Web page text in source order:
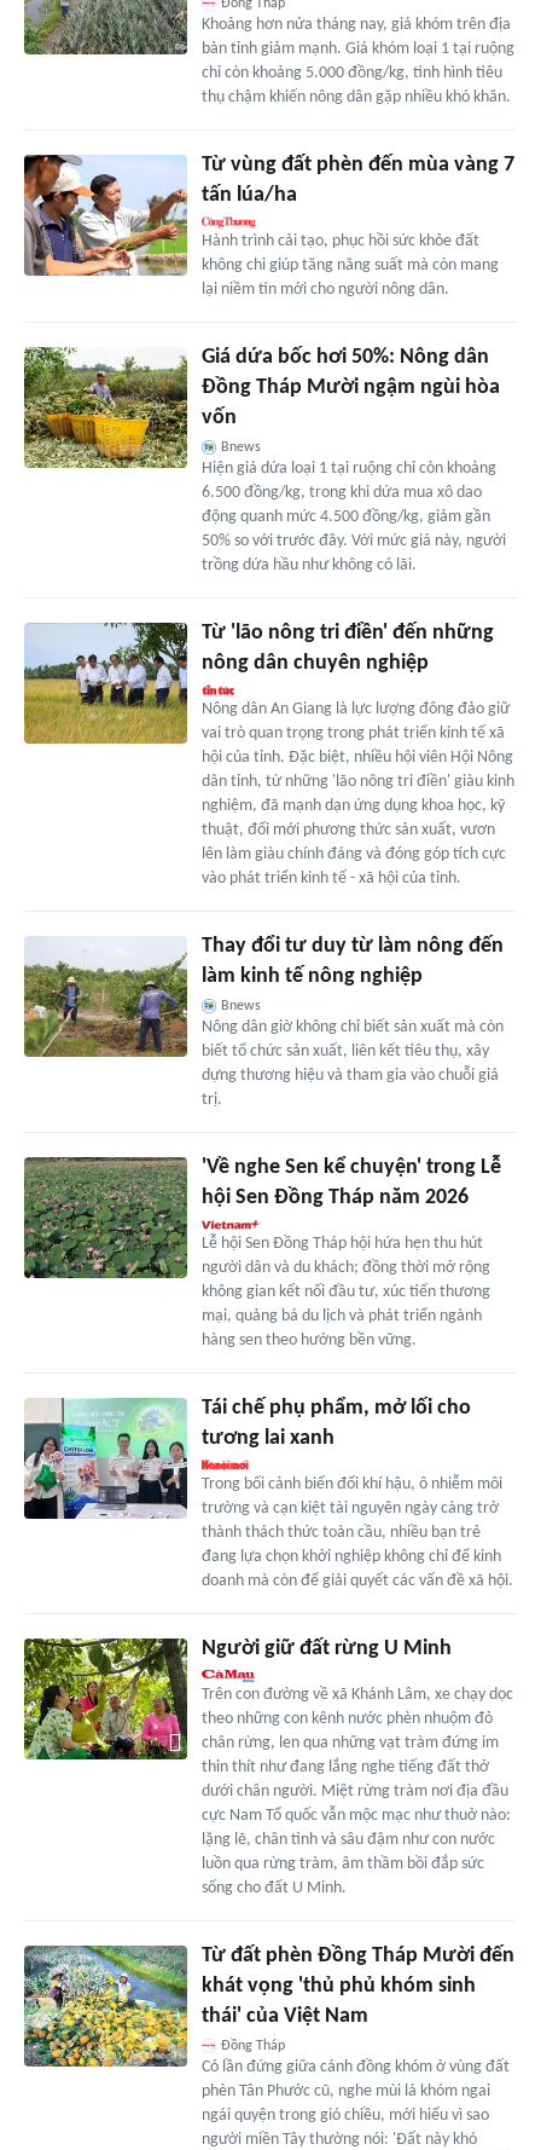
Đồng Tháp
Khoảng hơn nửa tháng nay, giá khóm trên địa
bàn tỉnh giảm mạnh. Giá khóm loại 1 tại ruộng
chỉ còn khoảng 5.000 đồng/kg, tình hình tiêu
thụ chậm khiến nông dân gặp nhiều khó khăn.
Từ vùng đất phèn đến mùa vàng 7
tấn lúa/ha
Hành trình cải tạo, phục hồi sức khỏe đất
không chỉ giúp tăng năng suất mà còn mang
lại niềm tin mới cho người nông dân.
Giá dứa bốc hơi 50%: Nông dân
Đồng Tháp Mười ngậm ngùi hòa
vốn
Bnews
Hiện giá dứa loại 1 tại ruộng chỉ còn khoảng
6.500 đồng/kg, trong khi dứa mua xô dao
động quanh mức 4.500 đồng/kg, giảm gần
50% so với trước đây. Với mức giá này, người
trồng dứa hầu như không có lãi.
Từ 'lão nông tri điền' đến những
nông dân chuyên nghiệp
Nông dân An Giang là lực lượng đông đảo giữ
vai trò quan trọng trong phát triển kinh tế xã
hội của tỉnh. Đặc biệt, nhiều hội viên Hội Nông
dân tỉnh, từ những 'lão nông tri điền' giàu kinh
nghiệm, đã mạnh dạn ứng dụng khoa học, kỹ
thuật, đổi mới phương thức sản xuất, vươn
lên làm giàu chính đáng và đóng góp tích cực
vào phát triển kinh tế - xã hội của tỉnh.
Thay đổi tư duy từ làm nông đến
làm kinh tế nông nghiệp
Bnews
Nông dân giờ không chỉ biết sản xuất mà còn
biết tổ chức sản xuất, liên kết tiêu thụ, xây
dựng thương hiệu và tham gia vào chuỗi giá
trị.
'Về nghe Sen kể chuyện' trong Lễ
hội Sen Đồng Tháp năm 2026
Lễ hội Sen Đồng Tháp hội hứa hẹn thu hút
người dân và du khách; đồng thời mở rộng
không gian kết nối đầu tư, xúc tiến thương
mại, quảng bá du lịch và phát triển ngành
hàng sen theo hướng bền vững.
Tái chế phụ phẩm, mở lối cho
tương lai xanh
Trong bối cảnh biến đổi khí hậu, ô nhiễm môi
trường và cạn kiệt tài nguyên ngày càng trở
thành thách thức toàn cầu, nhiều bạn trẻ
đang lựa chọn khởi nghiệp không chỉ để kinh
doanh mà còn để giải quyết các vấn đề xã hội.
Người giữ đất rừng U Minh
Trên con đường về xã Khánh Lâm, xe chạy dọc
theo những con kênh nước phèn nhuộm đỏ
chân rừng, len qua những vạt tràm đứng im
thin thít như đang lắng nghe tiếng đất thở
dưới chân người. Miệt rừng tràm nơi địa đầu
cực Nam Tổ quốc vẫn mộc mạc như thuở nào:
lặng lẽ, chân tình và sâu đậm như con nước
luồn qua rừng tràm, âm thầm bồi đắp sức
sống cho đất U Minh.
Từ đất phèn Đồng Tháp Mười đến
khát vọng 'thủ phủ khóm sinh
thái' của Việt Nam
Đồng Tháp
Có lần đứng giữa cánh đồng khóm ở vùng đất
phèn Tân Phước cũ, nghe mùi lá khóm ngai
ngái quyện trong gió chiều, mới hiểu vì sao
người miền Tây thường nói: 'Đất này khó